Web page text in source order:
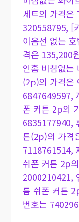
세트의 가격은
320558795, [
이음선 없는
격은 135,200
인홈 비침없는
(2p)의 가격은
6847649597,
폰 커튼 2p의
6835177940,
튼(2p)의 가격
7118761514,
쉬폰 커튼 2p
2000210421,
름 쉬폰 커튼
번호는